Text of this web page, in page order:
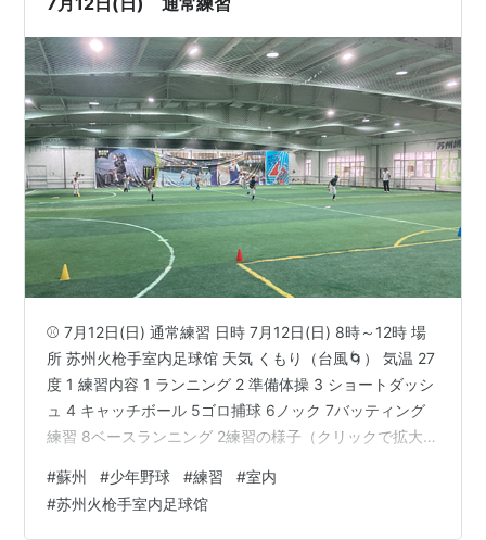
⚾ 7月12日(日) 通常練習 日時 7月12日(日) 8時～12時 場
所 苏州火枪手室内足球馆 天気 くもり（台風🌀） 気温 27
度 1 練習内容 1 ランニング 2 準備体操 3 ショートダッシ
ュ 4 キャッチボール 5ゴロ捕球 6ノック 7バッティング
練習 8ベースランニング 2練習の様子（クリックで拡大）
シュ ショートダッシュ ショートダッシュ 整列 ランキン
グ参加中野球 ランキング参加中中国（China) ランキング
#蘇州 #少年野球 #練習 #室内
#苏州火枪手室内足球馆